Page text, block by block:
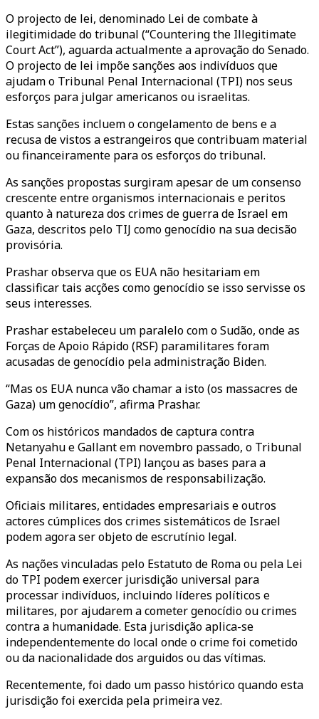
O projecto de lei, denominado Lei de combate à
ilegitimidade do tribunal (“Countering the Illegitimate
Court Act”), aguarda actualmente a aprovação do Senado.
O projecto de lei impõe sanções aos indivíduos que
ajudam o Tribunal Penal Internacional (TPI) nos seus
esforços para julgar americanos ou israelitas.
Estas sanções incluem o congelamento de bens e a
recusa de vistos a estrangeiros que contribuam material
ou financeiramente para os esforços do tribunal.
As sanções propostas surgiram apesar de um consenso
crescente entre organismos internacionais e peritos
quanto à natureza dos crimes de guerra de Israel em
Gaza, descritos pelo TIJ como genocídio na sua decisão
provisória.
Prashar observa que os EUA não hesitariam em
classificar tais acções como genocídio se isso servisse os
seus interesses.
Prashar estabeleceu um paralelo com o Sudão, onde as
Forças de Apoio Rápido (RSF) paramilitares foram
acusadas de genocídio pela administração Biden.
“Mas os EUA nunca vão chamar a isto (os massacres de
Gaza) um genocídio”, afirma Prashar.
Com os históricos mandados de captura contra
Netanyahu e Gallant em novembro passado, o Tribunal
Penal Internacional (TPI) lançou as bases para a
expansão dos mecanismos de responsabilização.
Oficiais militares, entidades empresariais e outros
actores cúmplices dos crimes sistemáticos de Israel
podem agora ser objeto de escrutínio legal.
As nações vinculadas pelo Estatuto de Roma ou pela Lei
do TPI podem exercer jurisdição universal para
processar indivíduos, incluindo líderes políticos e
militares, por ajudarem a cometer genocídio ou crimes
contra a humanidade. Esta jurisdição aplica-se
independentemente do local onde o crime foi cometido
ou da nacionalidade dos arguidos ou das vítimas.
Recentemente, foi dado um passo histórico quando esta
jurisdição foi exercida pela primeira vez.